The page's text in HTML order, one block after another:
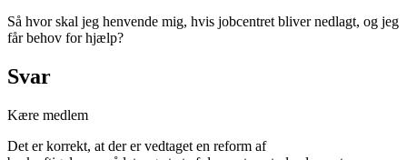
Så hvor skal jeg henvende mig, hvis jobcentret bliver nedlagt, og jeg
får behov for hjælp?
Svar
Kære medlem
Det er korrekt, at der er vedtaget en reform af